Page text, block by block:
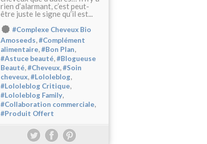
rien d’alarmant, c’est peut-
être juste le signe qu’il est...
#Complexe Cheveux Bio
Amoseeds,#Complément
alimentaire,#Bon Plan,
#Astuce beauté,#Blogueuse
Beauté,#Cheveux,#Soin
cheveux,#Lololeblog,
#Lololeblog Critique,
#Lololeblog Family,
#Collaboration commerciale,
#Produit Offert